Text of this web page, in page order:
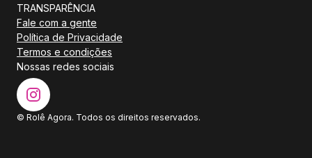
TRANSPARÊNCIA
Fale com a gente
Política de Privacidade
Termos e condições
Nossas redes sociais
© Rolê Agora. Todos os direitos reservados.